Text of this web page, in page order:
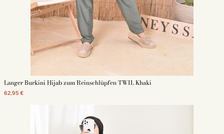
Langer Burkini Hijab zum Reinschlüpfen TWIL Khaki
62,95 €